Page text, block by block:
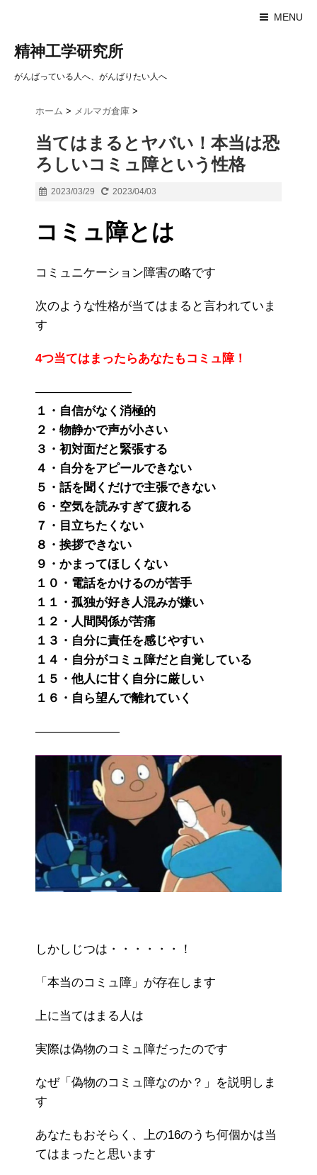
MENU
精神工学研究所
がんばっている人へ、がんばりたい人へ
ホーム > メルマガ倉庫 >
当てはまるとヤバい！本当は恐
ろしいコミュ障という性格
2023/03/29 2023/04/03
コミュ障とは
コミュニケーション障害の略です
次のような性格が当てはまると言われていま
す
4つ当てはまったらあなたもコミュ障！
————————
１・自信がなく消極的
２・物静かで声が小さい
３・初対面だと緊張する
４・自分をアピールできない
５・話を聞くだけで主張できない
６・空気を読みすぎて疲れる
７・目立ちたくない
８・挨拶できない
９・かまってほしくない
１０・電話をかけるのが苦手
１１・孤独が好き人混みが嫌い
１２・人間関係が苦痛
１３・自分に責任を感じやすい
１４・自分がコミュ障だと自覚している
１５・他人に甘く自分に厳しい
１６・自ら望んで離れていく
———————
しかしじつは・・・・・・！
「本当のコミュ障」が存在します
上に当てはまる人は
実際は偽物のコミュ障だったのです
なぜ「偽物のコミュ障なのか？」を説明しま
す
あなたもおそらく、上の16のうち何個かは当
てはまったと思います